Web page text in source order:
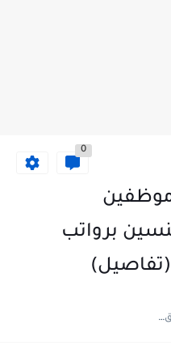
0
برواتب